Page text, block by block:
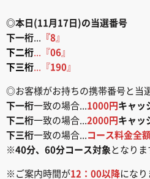
◎本日(11月17日)の当選番号
下一桁... 『8 』
下二桁...『06 』
下三桁...『190 』
◎お客様がお持ちの携帯番号と当
下一桁一致の場合...1000円 キャッ
下二桁一致の場合...2000円 キャッ
下三桁一致の場合... コース料金全額
※40分、60分コース対象 となりま
※ご案内時間が12：00以降になり